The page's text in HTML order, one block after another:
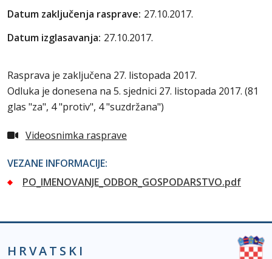
Datum zaključenja rasprave: 27.10.2017.
Datum izglasavanja: 27.10.2017.
Rasprava je zaključena 27. listopada 2017.
Odluka je donesena na 5. sjednici 27. listopada 2017. (81
glas "za", 4 "protiv", 4 "suzdržana")
Videosnimka rasprave
VEZANE INFORMACIJE:
PO_IMENOVANJE_ODBOR_GOSPODARSTVO.pdf
HRVATSKI